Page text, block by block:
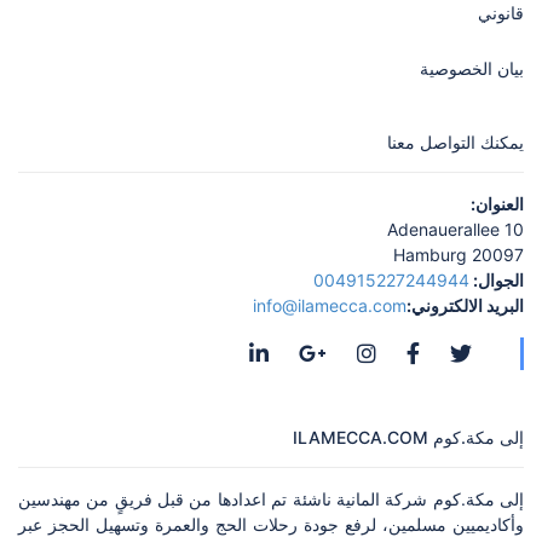
قانوني
بيان الخصوصية
يمكنك التواصل معنا
العنوان:
Adenauerallee 10
20097 Hamburg
الجوال: 004915227244944
البريد الالكتروني:info@ilamecca.com
إلى مكة.كوم ILAMECCA.COM
إلى مكة.كوم شركة المانية ناشئة تم اعدادها من قبل فريقٍ من مهندسين
وأكاديميين مسلمين، لرفع جودة رحلات الحج والعمرة وتسهيل الحجز عبر